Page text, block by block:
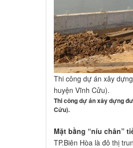
Thi công dự án xây
huyện Vĩnh Cửu).
Thi công dự án xây dựng
Cửu).
Mặt bằng “níu chân”
TP.Biên Hòa là đô thị